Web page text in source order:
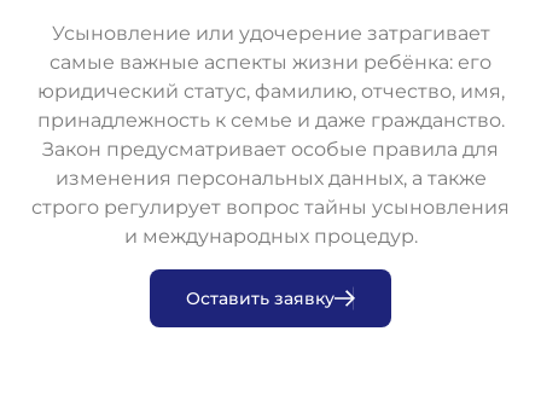
Усыновление или удочерение затрагивает
самые важные аспекты жизни ребёнка: его
юридический статус, фамилию, отчество, имя,
принадлежность к семье и даже гражданство.
Закон предусматривает особые правила для
изменения персональных данных, а также
строго регулирует вопрос тайны усыновления
и международных процедур.
Оставить заявку